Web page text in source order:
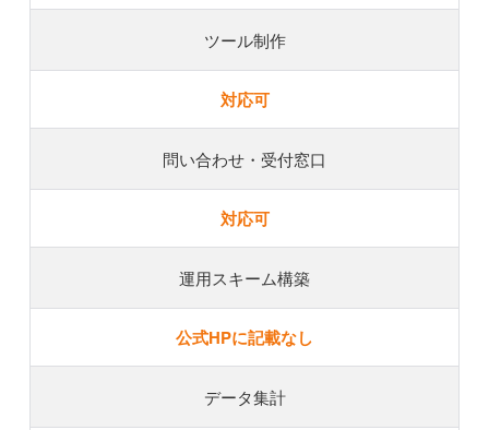
ツール制作
対応可
問い合わせ・受付窓口
対応可
運用スキーム構築
公式HPに記載なし
データ集計